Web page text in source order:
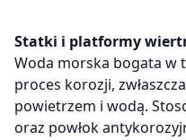
Statki i platformy
Woda morska bogata w
proces korozji,
powietrzem i wodą.
oraz powłok